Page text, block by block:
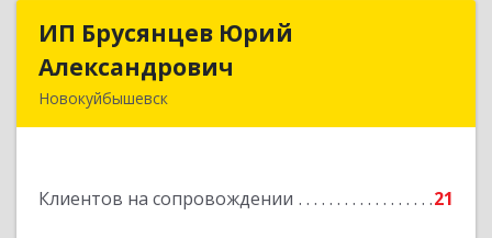
ИП Брусянцев Юрий
Александрович
Новокуйбышевск
Клиентов на сопровождении 21
ИП Брусянцев Юрий
Подробнее